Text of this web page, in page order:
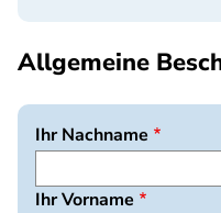
Allgemeine
Ihr Nachname
Ihr Vorname